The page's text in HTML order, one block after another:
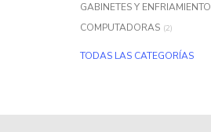
GABINETES Y ENFRIAMIENTO
COMPUTADORAS (2)
TODAS LAS CATEGORÍAS